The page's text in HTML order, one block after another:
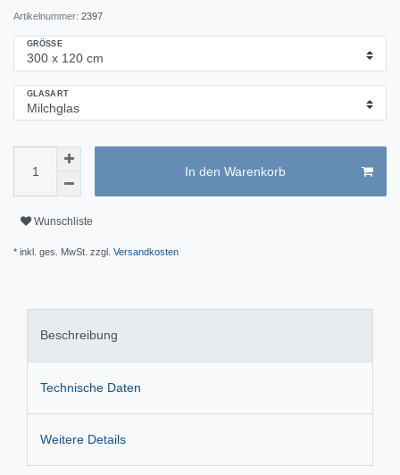
Artikelnummer: 2397
GRÖSSE
GLASART
In den Warenkorb
Wunschliste
* inkl. ges. MwSt. zzgl. Versandkosten
Beschreibung
Technische Daten
Weitere Details